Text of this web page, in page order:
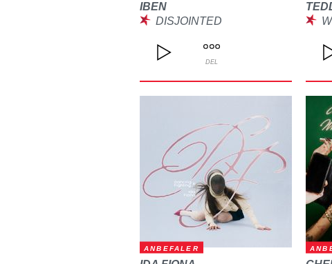
IBEN
DISJOINTED
DEL
ANBEFALER